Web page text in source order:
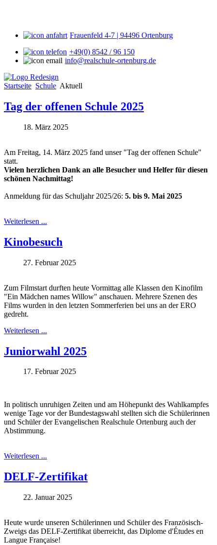
Frauenfeld 4-7 | 94496 Ortenburg
+49(0) 8542 / 96 150
info@realschule-ortenburg.de
Startseite Schule Aktuell
Tag der offenen Schule 2025
18. März 2025
Am Freitag, 14. März 2025 fand unser "Tag der offenen Schule"
statt.
Vielen herzlichen Dank an alle Besucher und Helfer für diesen
schönen Nachmittag!
Anmeldung für das Schuljahr 2025/26: 5. bis 9. Mai 2025
Weiterlesen ...
Kinobesuch
27. Februar 2025
Zum Filmstart durften heute Vormittag alle Klassen den Kinofilm
"Ein Mädchen names Willow" anschauen. Mehrere Szenen des
Films wurden in den letzten Sommerferien bei uns an der ERO
gedreht.
Weiterlesen ...
Juniorwahl 2025
17. Februar 2025
In politisch unruhigen Zeiten und am Höhepunkt des Wahlkampfes
wenige Tage vor der Bundestagswahl stellten sich die Schülerinnen
und Schüler der Evangelischen Realschule Ortenburg auch der
Abstimmung.
Weiterlesen ...
DELF-Zertifikat
22. Januar 2025
Heute wurde unseren Schülerinnen und Schüler des Französisch-
Zweigs das DELF-Zertifikat überreicht, das Diplome d'Études en
Langue Française!